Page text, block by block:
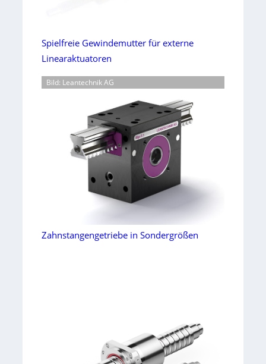
Spielfreie Gewindemutter für externe
Linearaktuatoren
Bild: Leantechnik AG
Zahnstangengetriebe in Sondergrößen